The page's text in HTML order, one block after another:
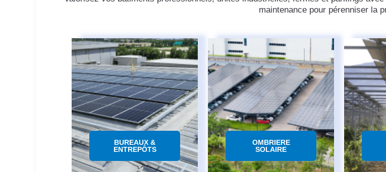
maintenance pour pérenniser la
BUREAUX &
ENTREPÔTS
OMBRIERE
SOLAIRE